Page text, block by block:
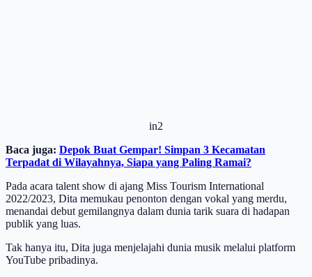
in2
Baca juga: Depok Buat Gempar! Simpan 3 Kecamatan
Terpadat di Wilayahnya, Siapa yang Paling Ramai?
Pada acara talent show di ajang Miss Tourism International
2022/2023, Dita memukau penonton dengan vokal yang merdu,
menandai debut gemilangnya dalam dunia tarik suara di hadapan
publik yang luas.
Tak hanya itu, Dita juga menjelajahi dunia musik melalui platform
YouTube pribadinya.